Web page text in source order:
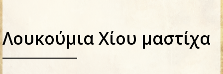
Λουκούμια Χίου μαστίχα